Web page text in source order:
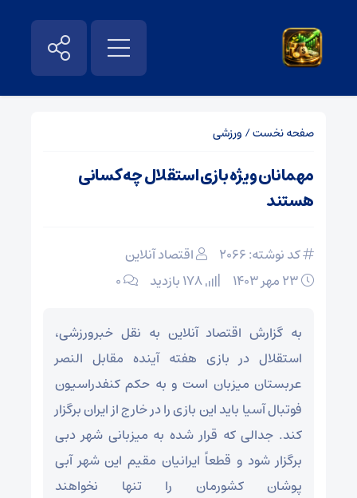
صفحه نخست/ ورزشی
مهمانان ویژه بازی استقلال چه کسانی
هستند
کد نوشته: 2066
اقتصاد آنلاین
۰
به گزارش اقتصاد آنلاین به نقل خبرورزشی،
استقلال در بازی هفته آینده مقابل النصر
عربستان میزبان است و به حکم کنفدراسیون
فوتبال آسیا باید این بازی را در خارج از ایران برگزار
کند. جدالی که قرار شده به میزبانی شهر دبی
برگزار شود و قطعاً ایرانیان مقیم این شهر آبی
پوشان کشورمان را تنها نخواهند